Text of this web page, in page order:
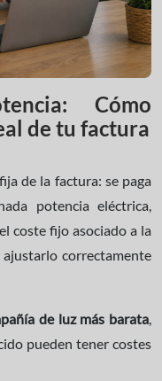
Cómo
de tu factura
de la factura: se paga
potencia eléctrica,
coste fijo asociado a la
correctamente
de luz más barata
pueden tener costes